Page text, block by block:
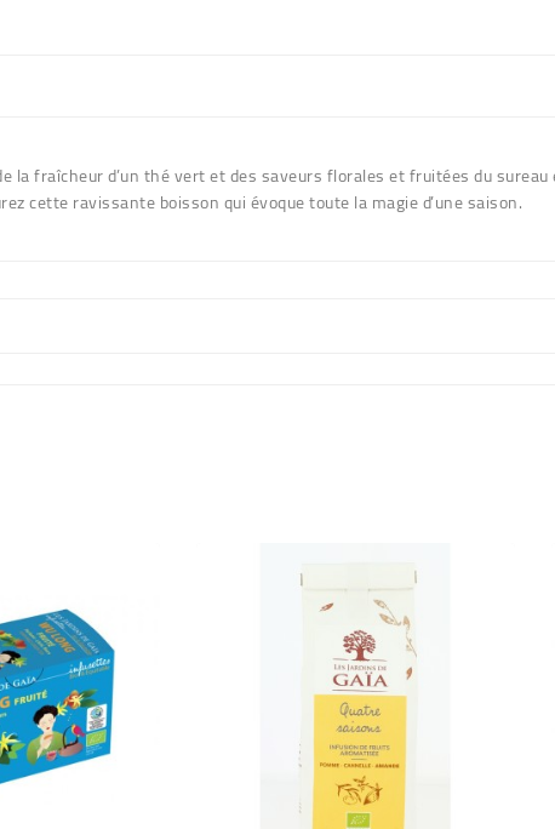
la fraîcheur d’un thé vert et des saveurs florales et fruitées du
cette ravissante boisson qui évoque toute la magie d’une saison.